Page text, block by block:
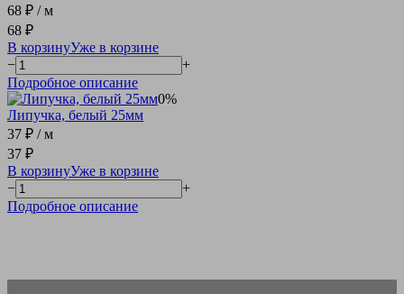
68 ₽ / м
68 ₽
В корзинуУже в корзине
−
+
Подробное описание
0%
Липучка, белый 25мм
37 ₽ / м
37 ₽
В корзинуУже в корзине
−
+
Подробное описание